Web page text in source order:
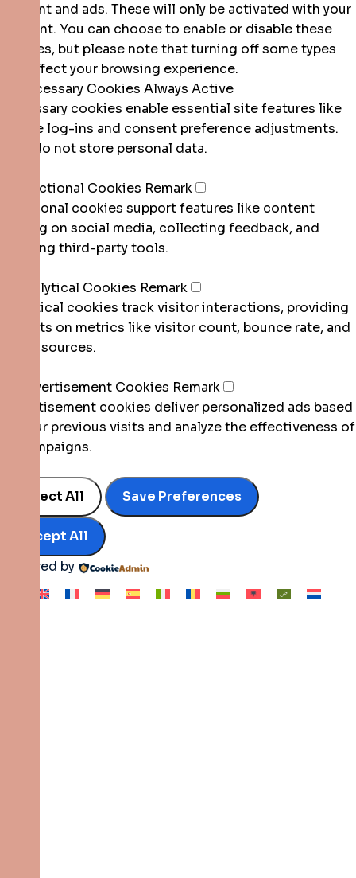
content and ads. These will only be activated with your
consent. You can choose to enable or disable these
cookies, but please note that turning off some types
may affect your browsing experience.
Necessary Cookies Always Active
Necessary cookies enable essential site features like
secure log-ins and consent preference adjustments.
They do not store personal data.
Functional Cookies Remark
Functional cookies support features like content
sharing on social media, collecting feedback, and
enabling third-party tools.
Analytical Cookies Remark
Analytical cookies track visitor interactions, providing
insights on metrics like visitor count, bounce rate, and
traffic sources.
Advertisement Cookies Remark
Advertisement cookies deliver personalized ads based
on your previous visits and analyze the effectiveness of
ad campaigns.
Reject All
Save Preferences
Accept All
Powered by